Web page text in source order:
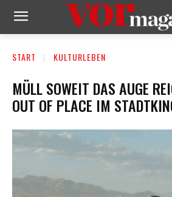
START KULTURLEBEN
MÜLL SOWEIT DAS AUGE
OUT OF PLACE IM